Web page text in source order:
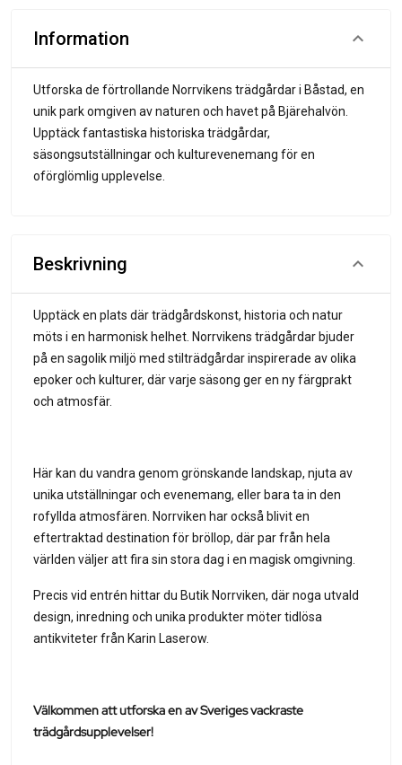
Information
Utforska de förtrollande Norrvikens trädgårdar i Båstad, en
unik park omgiven av naturen och havet på Bjärehalvön.
Upptäck fantastiska historiska trädgårdar,
säsongsutställningar och kulturevenemang för en
oförglömlig upplevelse.
Beskrivning
Upptäck en plats där trädgårdskonst, historia och natur
möts i en harmonisk helhet. Norrvikens trädgårdar bjuder
på en sagolik miljö med stilträdgårdar inspirerade av olika
epoker och kulturer, där varje säsong ger en ny färgprakt
och atmosfär.
Här kan du vandra genom grönskande landskap, njuta av
unika utställningar och evenemang, eller bara ta in den
rofyllda atmosfären. Norrviken har också blivit en
eftertraktad destination för bröllop, där par från hela
världen väljer att fira sin stora dag i en magisk omgivning.
Precis vid entrén hittar du Butik Norrviken, där noga utvald
design, inredning och unika produkter möter tidlösa
antikviteter från Karin Laserow.
Välkommen att utforska en av Sveriges vackraste
trädgårdsupplevelser!